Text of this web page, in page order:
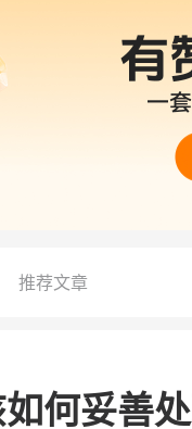
推荐文章
何妥善处
200 万